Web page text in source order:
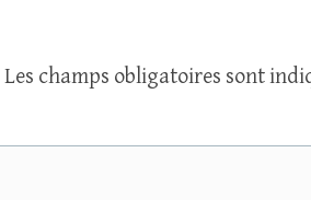
Les champs obligatoires sont